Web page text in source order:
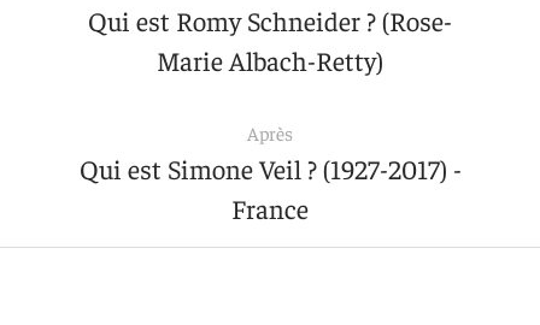
Qui est Romy Schneider ? (Rose-
Marie Albach-Retty)
Après
Qui est Simone Veil ? (1927-2017) -
France